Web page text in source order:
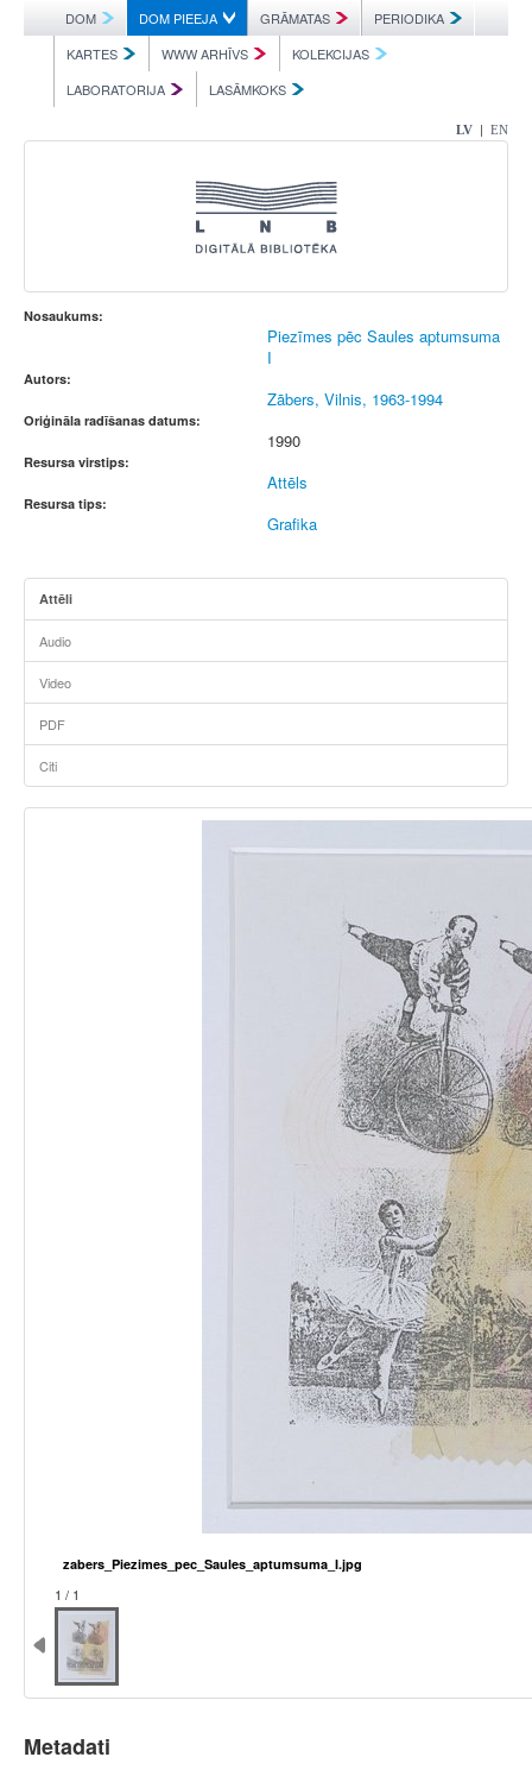
DOM DOM PIEEJA GRĀMATAS
PERIODIKA
KARTES
WWW ARHĪVS
KOLEKCIJAS
LABORATORIJA
LASĀMKOKS
LV | EN
Nosaukums:
Piezīmes pēc Saules aptumsuma
I
Autors:
Zābers, Vilnis, 1963-1994
Oriģināla radīšanas datums:
1990
Resursa virstips:
Attēls
Resursa tips:
Grafika
Attēli
Audio
Video
PDF
Citi
zabers_Piezimes_pec_Saules_aptumsuma_I.jpg
1 / 1
Metadati